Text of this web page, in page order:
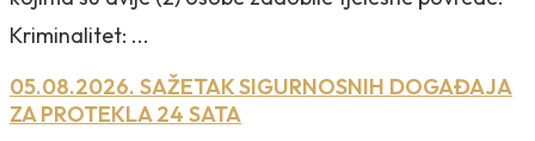
Kriminalitet: ...
05.08.2026. SAŽETAK SIGURNOSNIH DOGAĐAJA
ZA PROTEKLA 24 SATA